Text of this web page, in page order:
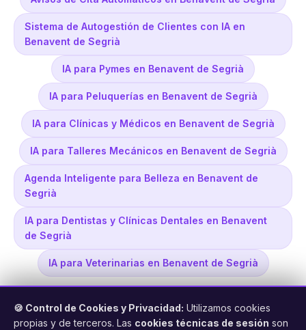
Sistema de Autogestión de Clientes con IA en
Benavent de Segrià
IA para Pymes en Benavent de Segrià
IA para Peluquerías en Benavent de Segrià
IA para Clínicas y Médicos en Benavent de Segrià
IA para Talleres Mecánicos en Benavent de Segrià
Agenda Inteligente para Belleza en Benavent de
Segrià
IA para Dentistas y Clínicas Dentales en Benavent
de Segrià
IA para Veterinarias en Benavent de Segrià
🍪 Control de Cookies y Privacidad: Utilizamos cookies
propias y de terceros. Las cookies técnicas de sesión son